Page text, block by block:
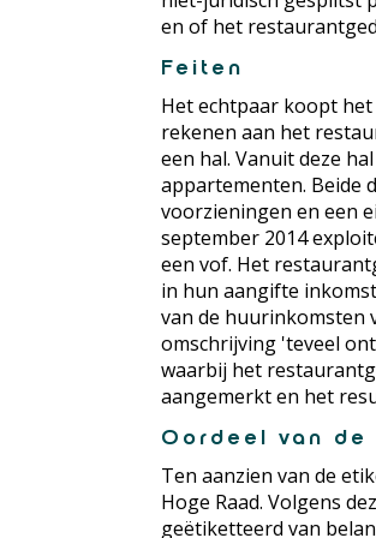
en of het
Feiten
Het echtpaar koopt het
rekenen aan het
een hal. Vanuit deze
appartementen. Beide
voorzieningen en een
september 2014
een vof. Het
in hun aangifte
van de huurinkomsten
omschrijving 'teveel
waarbij het
aangemerkt en het
Oordeel van de
Ten aanzien van de
Hoge Raad. Volgens
geëtiketteerd van